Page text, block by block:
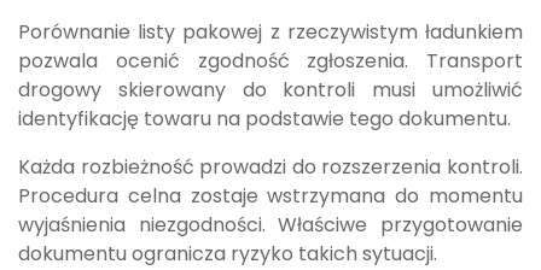
Porównanie listy pakowej z rzeczywistym ładunkiem
pozwala ocenić zgodność zgłoszenia. Transport
drogowy skierowany do kontroli musi umożliwić
identyfikację towaru na podstawie tego dokumentu.
Każda rozbieżność prowadzi do rozszerzenia kontroli.
Procedura celna zostaje wstrzymana do momentu
wyjaśnienia niezgodności. Właściwe przygotowanie
dokumentu ogranicza ryzyko takich sytuacji.